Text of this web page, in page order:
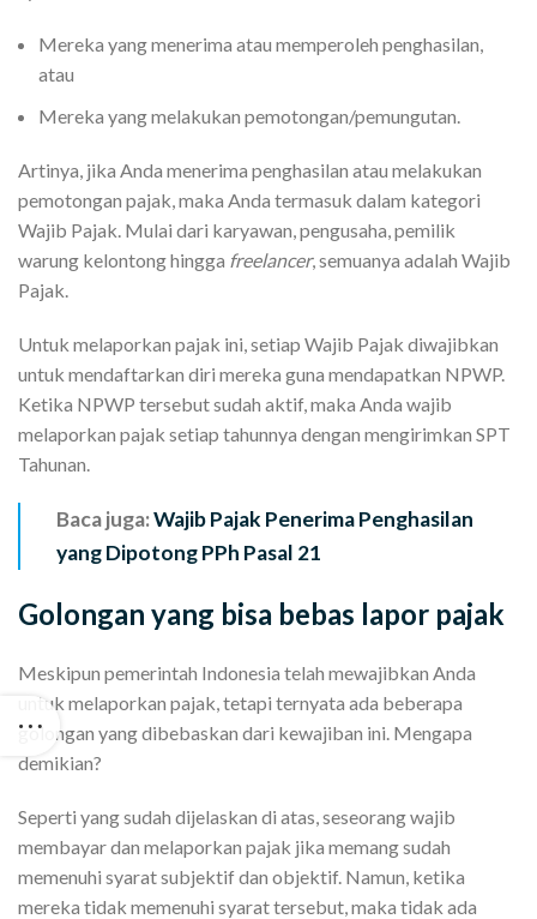
Mereka yang menerima atau memperoleh penghasilan,
atau
Mereka yang melakukan pemotongan/pemungutan.
Artinya, jika Anda menerima penghasilan atau melakukan
pemotongan pajak, maka Anda termasuk dalam kategori
Wajib Pajak. Mulai dari karyawan, pengusaha, pemilik
warung kelontong hingga freelancer, semuanya adalah Wajib
Pajak.
Untuk melaporkan pajak ini, setiap Wajib Pajak diwajibkan
untuk mendaftarkan diri mereka guna mendapatkan NPWP.
Ketika NPWP tersebut sudah aktif, maka Anda wajib
melaporkan pajak setiap tahunnya dengan mengirimkan SPT
Tahunan.
Baca juga:Wajib Pajak Penerima Penghasilan
yang Dipotong PPh Pasal 21
Golongan yang bisa bebas lapor pajak
Meskipun pemerintah Indonesia telah mewajibkan Anda
untuk melaporkan pajak, tetapi ternyata ada beberapa
golongan yang dibebaskan dari kewajiban ini. Mengapa
demikian?
Seperti yang sudah dijelaskan di atas, seseorang wajib
membayar dan melaporkan pajak jika memang sudah
memenuhi syarat subjektif dan objektif. Namun, ketika
mereka tidak memenuhi syarat tersebut, maka tidak ada